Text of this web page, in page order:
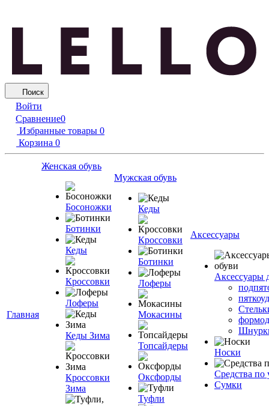
Поиск
Войти
Сравнение0
Избранные товары 0
Корзина 0
Главная
Женская обувь
Босоножки
Ботинки
Кеды
Кроссовки
Лоферы
Кеды Зима
Кроссовки
Зима
Мужская обувь
Кеды
Кроссовки
Ботинки
Лоферы
Мокасины
Топсайдеры
Оксфорды
Туфли
Аксессуары
Аксессуары
Носки
Средства по
Сумки